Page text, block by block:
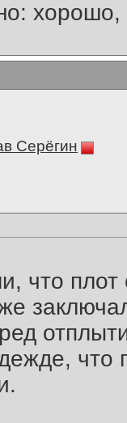
Серёгин
что
что